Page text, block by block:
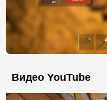
Видео YouTube